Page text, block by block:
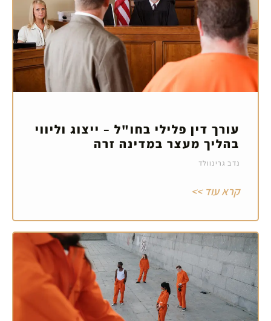
עורך דין פלילי בחו"ל – ייצוג וליווי
בהליך מעצר במדינה זרה
נדב גרינוולד
קרא עוד >>